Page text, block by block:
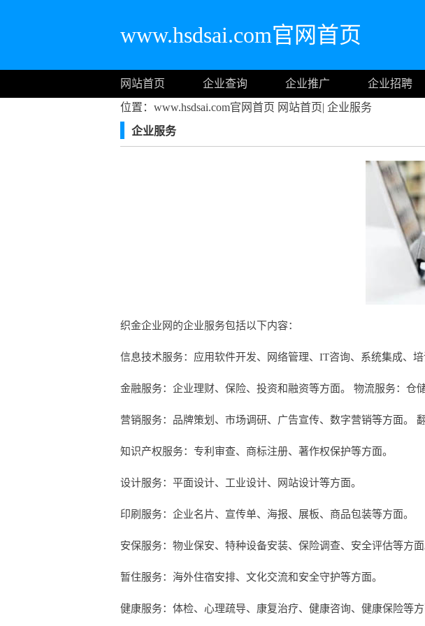
www.hsdsai.com官网首页
网站首页 企业查询 企业推广 企业招聘
位置：www.hsdsai.com官网首页 网站首页| 企业服务
企业服务
织金企业网的企业服务包括以下内容：
信息技术服务：应用软件开发、网络管理、IT咨询、系统集成、培
金融服务：企业理财、保险、投资和融资等方面。 物流服务：仓
营销服务：品牌策划、市场调研、广告宣传、数字营销等方面。
知识产权服务：专利审查、商标注册、著作权保护等方面。
设计服务：平面设计、工业设计、网站设计等方面。
印刷服务：企业名片、宣传单、海报、展板、商品包装等方面。
安保服务：物业保安、特种设备安装、保险调查、安全评估等方面
暂住服务：海外住宿安排、文化交流和安全守护等方面。
健康服务：体检、心理疏导、康复治疗、健康咨询、健康保险等方